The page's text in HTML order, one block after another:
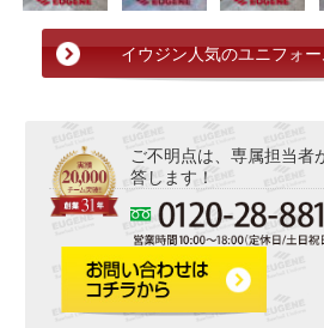
イウジン人気のユニフォ
ご不明点は、専属担当者
答します！